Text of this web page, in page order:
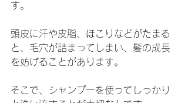
す。
頭皮に汗や皮脂、ほこりなどがたまる
と、毛穴が詰まってしまい、髪の成長
を妨げることがあります。
そこで、シャンプーを使ってしっかり